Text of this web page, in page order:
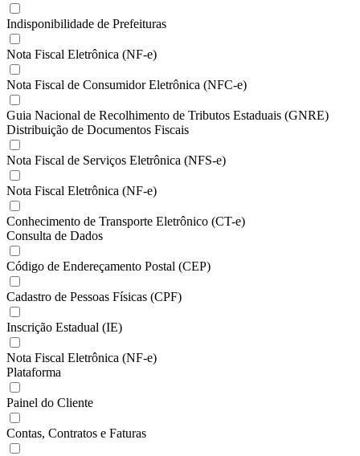
Indisponibilidade de Prefeituras
Nota Fiscal Eletrônica (NF-e)
Nota Fiscal de Consumidor Eletrônica (NFC-e)
Guia Nacional de Recolhimento de Tributos Estaduais (GNRE)
Distribuição de Documentos Fiscais
Nota Fiscal de Serviços Eletrônica (NFS-e)
Nota Fiscal Eletrônica (NF-e)
Conhecimento de Transporte Eletrônico (CT-e)
Consulta de Dados
Código de Endereçamento Postal (CEP)
Cadastro de Pessoas Físicas (CPF)
Inscrição Estadual (IE)
Nota Fiscal Eletrônica (NF-e)
Plataforma
Painel do Cliente
Contas, Contratos e Faturas